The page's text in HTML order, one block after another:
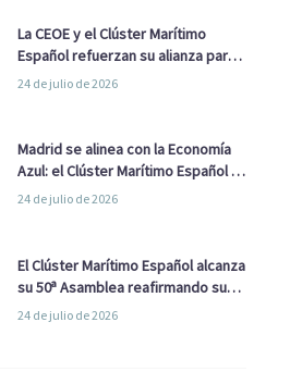
La CEOE y el Clúster Marítimo
Español refuerzan su alianza para
impulsar una estrategia Nacional
24 de julio de 2026
Madrid se alinea con la Economía
Azul: el Clúster Marítimo Español y
la Real Liga Naval avanzan alianzas
24 de julio de 2026
El Clúster Marítimo Español alcanza
su 50ª Asamblea reafirmando su
liderazgo en la Economía Azul
24 de julio de 2026